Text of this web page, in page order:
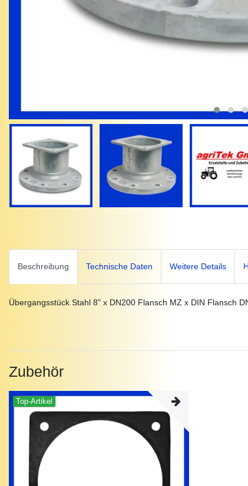
Beschreibung Technische Daten Weitere Details
Übergangsstück Stahl 8" x DN200 Flansch MZ x DIN Flansch
Zubehör
Top-Artikel